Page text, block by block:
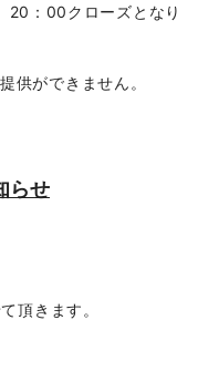
：00クローズとなり
供ができません。
らせ
頂きます。